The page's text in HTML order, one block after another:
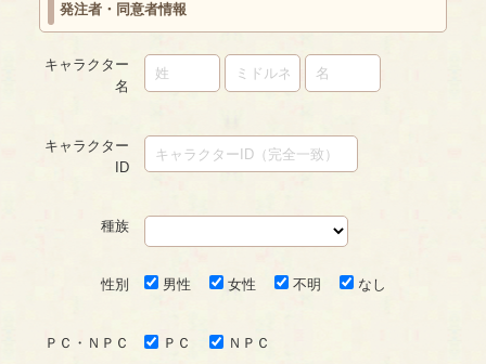
発注者・同意者情報
キャラクター
名
キャラクター
ID
種族
性別 男性 女性 不明 なし
ＰＣ・ＮＰＣ ＰＣ ＮＰＣ